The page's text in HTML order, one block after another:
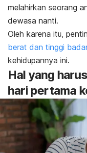
melahirkan seorang
dewasa nanti.
Oleh karena itu,
berat dan tinggi
kehidupannya ini.
Hal yang
hari pertama